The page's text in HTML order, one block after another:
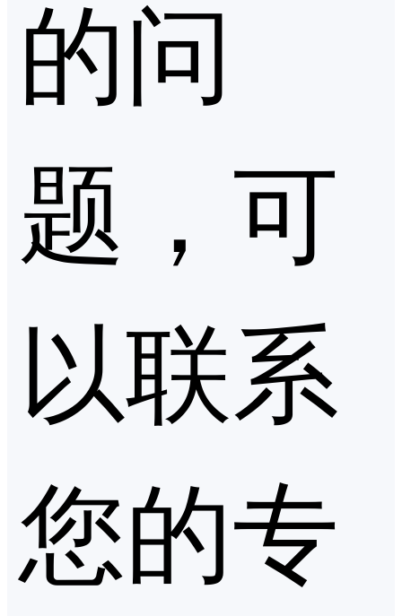
的问
题，可
以联系
您的专